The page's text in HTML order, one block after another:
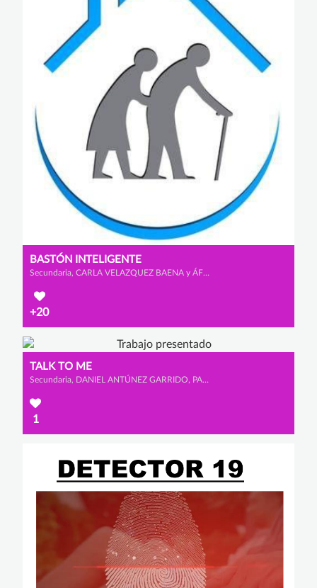
BASTÓN INTELIGENTE
Secundaria, CARLA VELAZQUEZ BAENA y ÁFRICA MORALES VISCASILLAS
+20
TALK TO ME
Secundaria, DANIEL ANTÚNEZ GARRIDO, PABLO MARTÍN BRAVO y PABLO TABOADA GONZÁLEZ
1